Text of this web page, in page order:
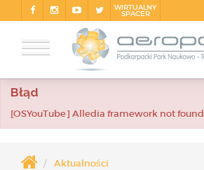
WIRTUALNY
SPACER
Błąd
[OSYouTube] Alledia framework not found
Aktualności